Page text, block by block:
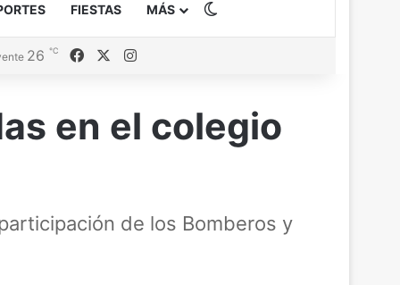
FIESTAS MÁS
26 ℃ FacebookInstagram
en el colegio
de los Bomberos y